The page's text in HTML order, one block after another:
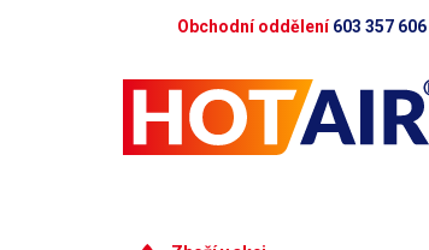
Obchodní oddělení603 357 606